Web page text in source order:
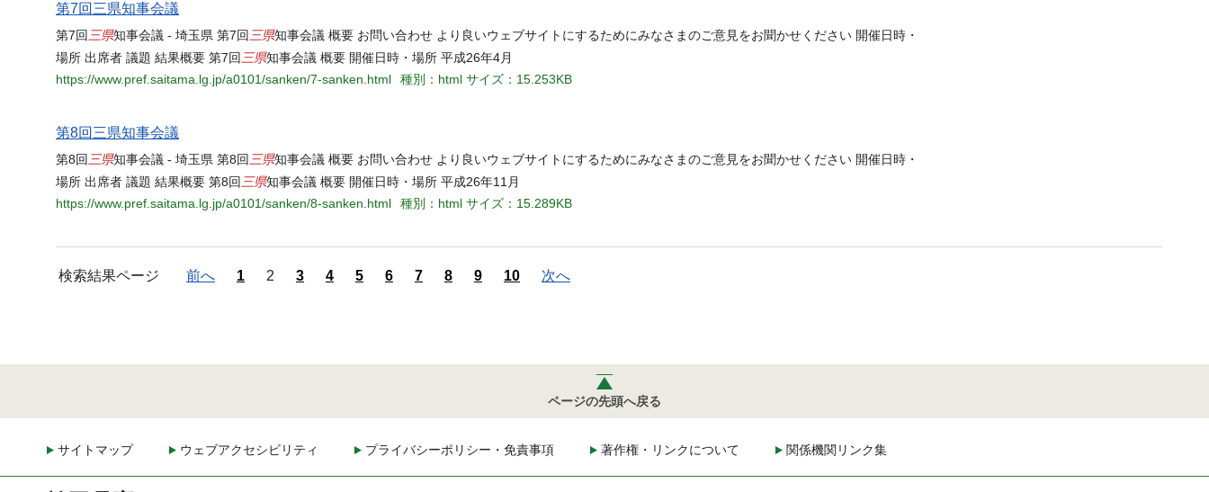
第7回三県知事会議
第7回 三県知事会議 - 埼玉県 第7回 三県知事会議 概要 お問い合わせ より良いウェブサイトにするためにみなさまのご意見をお聞かせください 開催日時・
場所 出席者 議題 結果概要 第7回 三県知事会議 概要 開催日時・場所 平成26年4月
https://www.pref.saitama.lg.jp/a0101/sanken/7-sanken.html
種別：html サイズ：15.253KB
第8回三県知事会議
第8回 三県知事会議 - 埼玉県 第8回 三県知事会議 概要 お問い合わせ より良いウェブサイトにするためにみなさまのご意見をお聞かせください 開催日時・
場所 出席者 議題 結果概要 第8回 三県知事会議 概要 開催日時・場所 平成26年11月
https://www.pref.saitama.lg.jp/a0101/sanken/8-sanken.html
種別：html サイズ：15.289KB
検索結果ページ 前へ 1 2 3 4 5 6 7 8 9 10 次へ
ページの先頭へ戻る
サイトマップ ウェブアクセシビリティ プライバシーポリシー・免責事項 著作権・リンクについて 関係機関リンク集